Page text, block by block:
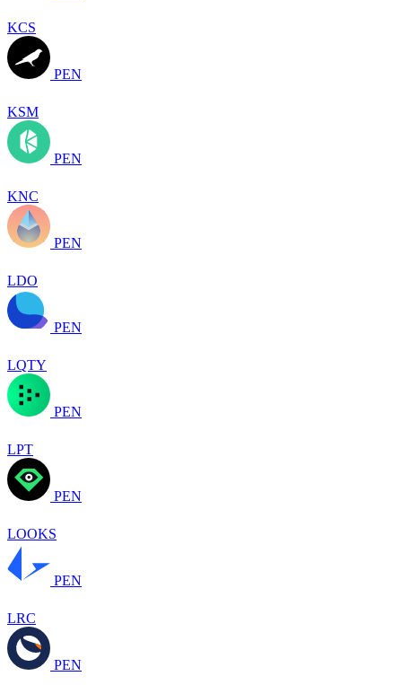
KCS
PEN
KSM
PEN
KNC
PEN
LDO
PEN
LQTY
PEN
LPT
PEN
LOOKS
PEN
LRC
PEN